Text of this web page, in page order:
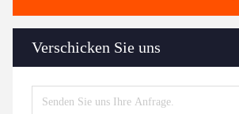
Verschicken Sie uns